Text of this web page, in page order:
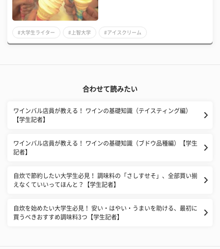
#大学生ライター #上智大学 #アイスクリーム
合わせて読みたい
ワインバル店員が教える！ ワインの基礎知識（テイスティング編）
【学生記者】
ワインバル店員が教える！ ワインの基礎知識（ブドウ品種編）【学生
記者】
自炊で節約したい大学生必見！ 調味料の「さしすせそ」、全部買い揃
えなくていいってほんと？【学生記者】
自炊を始めたい大学生必見！ 安い・はやい・うまいを助ける、最初に
買うべきおすすめ調味料3つ【学生記者】